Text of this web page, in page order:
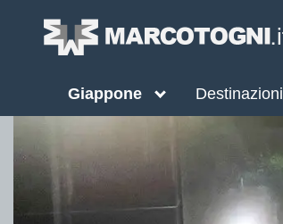
Giappone Destinazioni